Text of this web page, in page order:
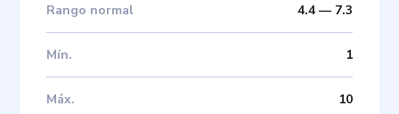
Rango normal 4.4— 7.3
Mín. 1
Máx. 10